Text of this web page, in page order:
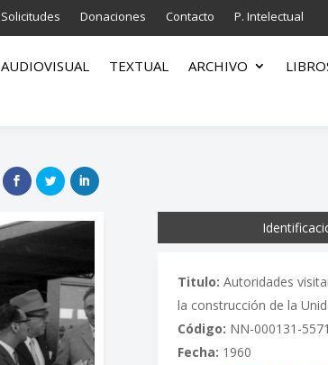
Solicitudes Donaciones Contacto P. Intelectual
AUDIOVISUAL TEXTUAL ARCHIVO
Titulo: Autoridades
la construcción de la
Código: NN-000131-5571
Fecha: 1960